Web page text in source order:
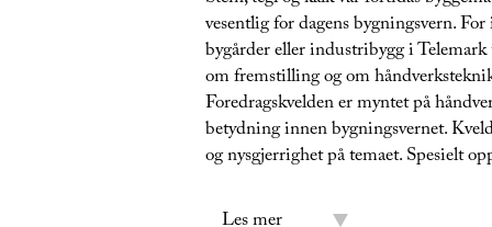
vesentlig for dagens bygningsvern.
bygårder eller industribygg i
om fremstilling og om
Foredragskvelden er myntet på
betydning innen bygningsvernet.
og nysgjerrighet på temaet. Spesielt